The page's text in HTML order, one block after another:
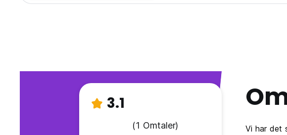
3.1
(1 Omtaler)
Vi har det